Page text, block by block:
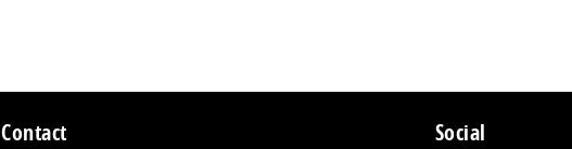
Contact Social